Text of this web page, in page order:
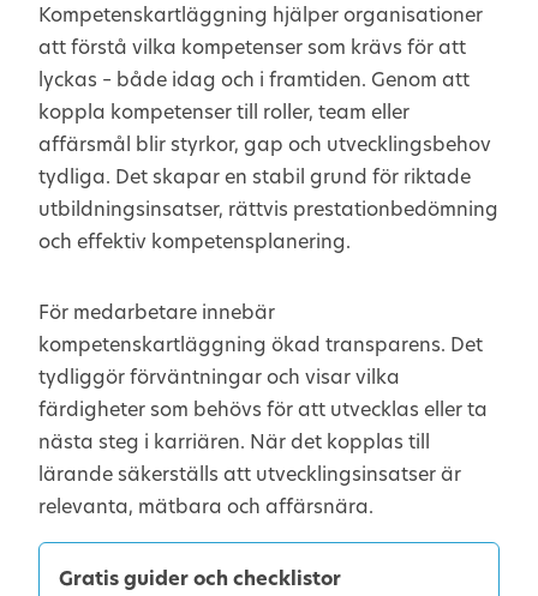
Kompetenskartläggning hjälper organisationer
att förstå vilka kompetenser som krävs för att
lyckas – både idag och i framtiden. Genom att
koppla kompetenser till roller, team eller
affärsmål blir styrkor, gap och utvecklingsbehov
tydliga. Det skapar en stabil grund för riktade
utbildningsinsatser, rättvis prestationbedömning
och effektiv kompetensplanering.
För medarbetare innebär
kompetenskartläggning ökad transparens. Det
tydliggör förväntningar och visar vilka
färdigheter som behövs för att utvecklas eller ta
nästa steg i karriären. När det kopplas till
lärande säkerställs att utvecklingsinsatser är
relevanta, mätbara och affärsnära.
Gratis guider och checklistor